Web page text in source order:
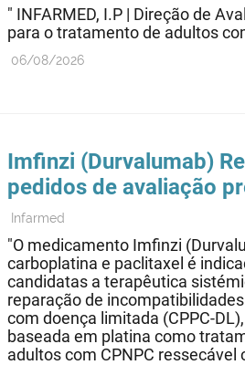
" INFARMED, I.P | Direção de
para o tratamento de adultos
06/08/2026
Imfinzi (Durvalumab)
pedidos de avaliação
Infarmed
"O medicamento Imfinzi
carboplatina e paclitaxel é
candidatas a terapêutica
reparação de
com doença limitada (CPPC-
baseada em platina como
adultos com CPNPC